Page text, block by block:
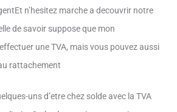
n’hesitez marche a decouvrir notre
de savoir suppose que mon
une TVA, mais vous pouvez aussi
rattachement
uns d’etre chez solde avec la TVA